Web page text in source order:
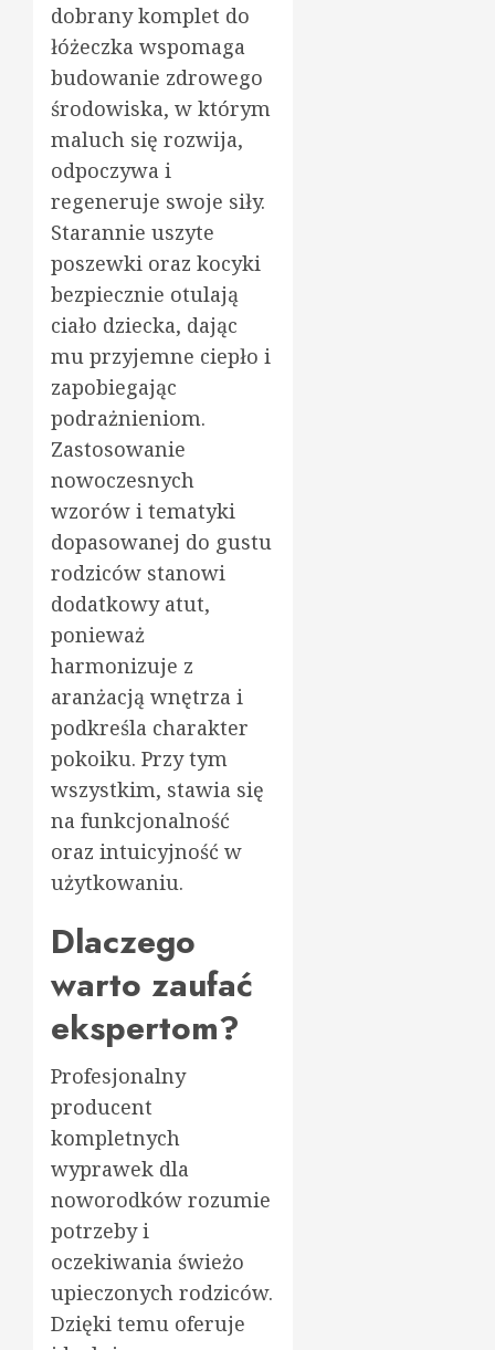
dobrany komplet do
łóżeczka wspomaga
budowanie zdrowego
środowiska, w którym
maluch się rozwija,
odpoczywa i
regeneruje swoje siły.
Starannie uszyte
poszewki oraz kocyki
bezpiecznie otulają
ciało dziecka, dając
mu przyjemne ciepło i
zapobiegając
podrażnieniom.
Zastosowanie
nowoczesnych
wzorów i tematyki
dopasowanej do gustu
rodziców stanowi
dodatkowy atut,
ponieważ
harmonizuje z
aranżacją wnętrza i
podkreśla charakter
pokoiku. Przy tym
wszystkim, stawia się
na funkcjonalność
oraz intuicyjność w
użytkowaniu.
Dlaczego
warto zaufać
ekspertom?
Profesjonalny
producent
kompletnych
wyprawek dla
noworodków rozumie
potrzeby i
oczekiwania świeżo
upieczonych rodziców.
Dzięki temu oferuje